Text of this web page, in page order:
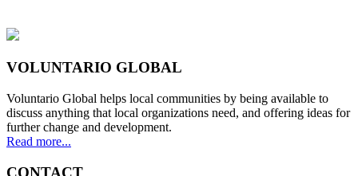
VOLUNTARIO GLOBAL
Voluntario Global helps local communities by being available to
discuss anything that local organizations need, and offering ideas for
further change and development.
Read more...
CONTACT